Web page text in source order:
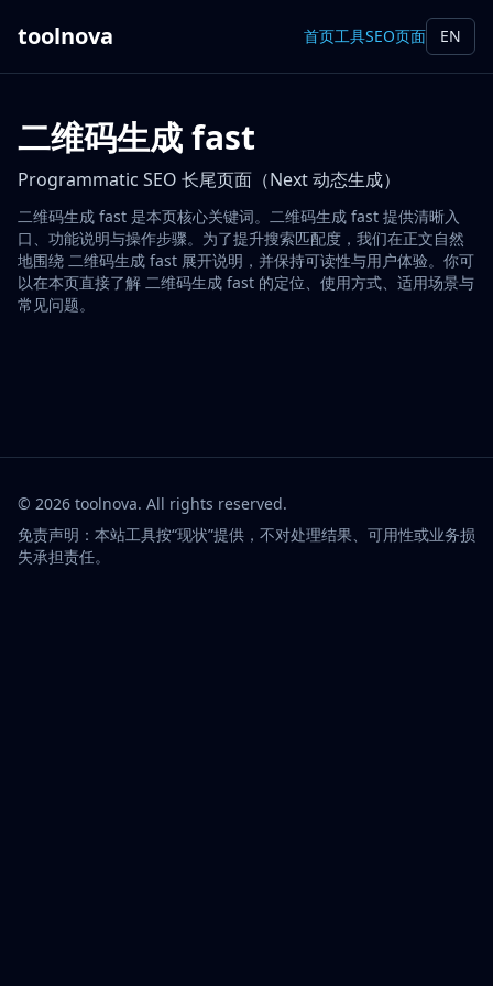
toolnova 首页工具SEO页面 EN
二维码生成 fast
Programmatic SEO 长尾页面（Next 动态生成）
二维码生成 fast 是本页核心关键词。二维码生成 fast 提供清晰入
口、功能说明与操作步骤。为了提升搜索匹配度，我们在正文自然
地围绕 二维码生成 fast 展开说明，并保持可读性与用户体验。你可
以在本页直接了解 二维码生成 fast 的定位、使用方式、适用场景与
常见问题。
© 2026 toolnova. All rights reserved.
免责声明：本站工具按“现状”提供，不对处理结果、可用性或业务损
失承担责任。